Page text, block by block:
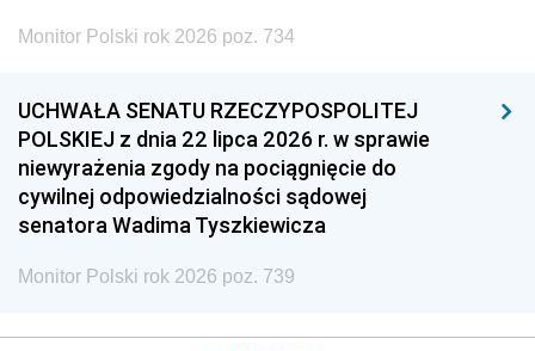
Monitor Polski rok 2026 poz. 734
UCHWAŁA SENATU RZECZYPOSPOLITEJ
POLSKIEJ z dnia 22 lipca 2026 r. w sprawie
niewyrażenia zgody na pociągnięcie do
cywilnej odpowiedzialności sądowej
senatora Wadima Tyszkiewicza
Monitor Polski rok 2026 poz. 739